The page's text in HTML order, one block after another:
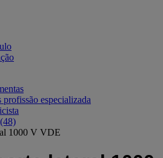
profissão especializada
(48)
1000 V VDE